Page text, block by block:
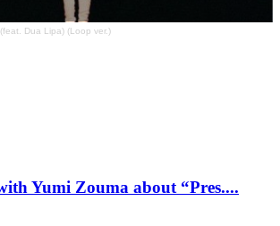
Dua Lipa) (Loop ver.)
Yumi Zouma about “Pres....